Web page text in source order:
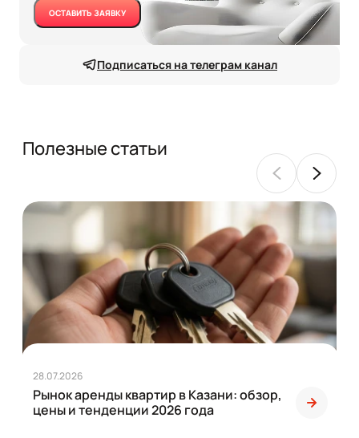
ОСТАВИТЬ ЗАЯВКУ
Подписаться на телеграм канал
Полезные статьи
28.07.2026
Рынок аренды квартир в Казани: обзор,
цены и тенденции 2026 года